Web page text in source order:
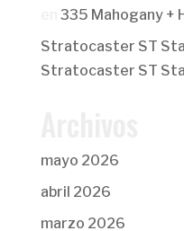
335 Mahogany +
Stratocaster ST
Stratocaster ST
mayo 2026
abril 2026
marzo 2026